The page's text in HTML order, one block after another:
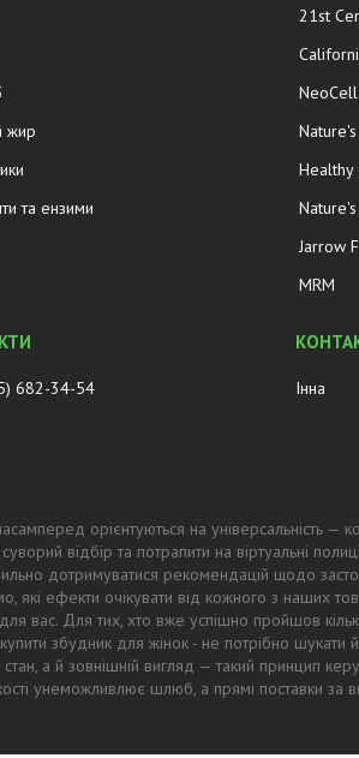
жир
та ензими
21st
NeoCell
Healthy
Jarrow
MRM
682-34-54 Інна
орієнтуються на універсальність —
відбір та потрапити на віртуальні
дотримуватися рекомендацій щодо
які ефекти очікувати від кожного з наших
вас. Для тих, хто вже успішно пройшов
збудник для жінок - не потрібно шукати
а й зовнішній вигляд — такий принцип
унеможливлює шлюб, а прямі поставки